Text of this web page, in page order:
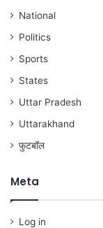
National
Politics
Sports
States
Uttar Pradesh
Uttarakhand
फुटबॉल
Meta
Log in